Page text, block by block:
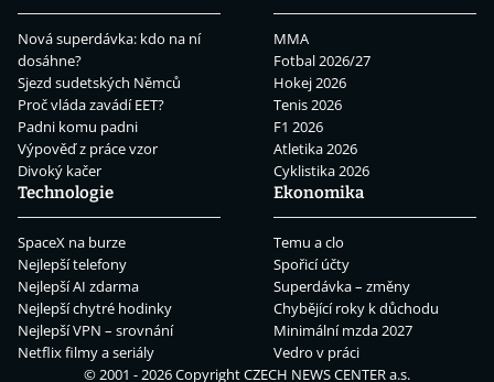
Nová superdávka: kdo na ní
dosáhne?
Sjezd sudetských Němců
Proč vláda zavádí EET?
Padni komu padni
Výpověď z práce vzor
Divoký kačer
MMA
Fotbal 2026/27
Hokej 2026
Tenis 2026
F1 2026
Atletika 2026
Cyklistika 2026
Technologie
SpaceX na burze
Nejlepší telefony
Nejlepší AI zdarma
Nejlepší chytré hodinky
Nejlepší VPN – srovnání
Netflix filmy a seriály
Ekonomika
Temu a clo
Spořicí účty
Superdávka – změny
Chybějící roky k důchodu
Minimální mzda 2027
Vedro v práci
© 2001 - 2026 CopyrightCZECH NEWS CENTER a.s.